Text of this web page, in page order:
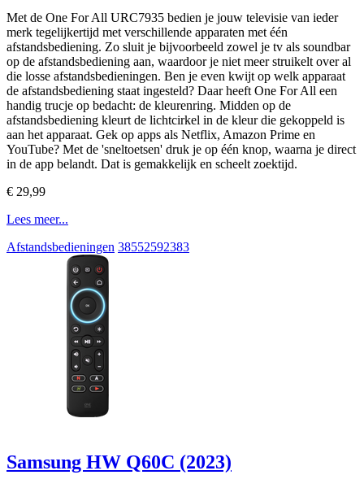
Met de One For All URC7935 bedien je jouw televisie van ieder
merk tegelijkertijd met verschillende apparaten met één
afstandsbediening. Zo sluit je bijvoorbeeld zowel je tv als soundbar
op de afstandsbediening aan, waardoor je niet meer struikelt over al
die losse afstandsbedieningen. Ben je even kwijt op welk apparaat
de afstandsbediening staat ingesteld? Daar heeft One For All een
handig trucje op bedacht: de kleurenring. Midden op de
afstandsbediening kleurt de lichtcirkel in de kleur die gekoppeld is
aan het apparaat. Gek op apps als Netflix, Amazon Prime en
YouTube? Met de 'sneltoetsen' druk je op één knop, waarna je direct
in de app belandt. Dat is gemakkelijk en scheelt zoektijd.
€ 29,99
Lees meer...
Afstandsbedieningen 38552592383
Samsung HW Q60C (2023)